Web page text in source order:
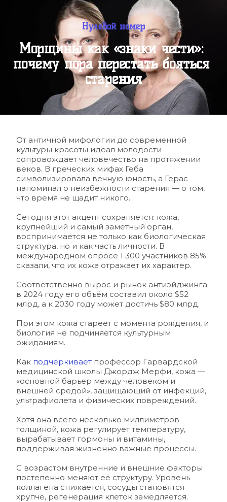
Нулевой номер
Морщины как «знаки чести»:
почему пора перестать бояться
старения
От античной мифологии до современной
культуры красоты идеал молодости
сопровождает человечество на протяжении
веков. В греческих мифах Геба
символизировала вечную юность, а Герас
напоминал о неизбежности старения — о том,
что время не щадит никого.
Сегодня этот акцент сохраняется: кожа,
крупнейший и самый заметный орган,
воспринимается не только как биологическая
структура, но и как часть личности. В
международном опросе 1 300 участников 85%
сказали, что их кожа отражает их характер.
Соответственно вырос и рынок антиэйджинга:
в 2024 году его объём составил около $52
млрд, а к 2030 году может достичь $80 млрд.
При этом кожа стареет с момента рождения, и
биология не подчиняется культурным
ожиданиям.
Как подчёркивает профессор Гарвардской
медицинской школы Джордж Мерфи, кожа —
«основной барьер между человеком и
внешней средой», защищающий от инфекций,
ультрафиолета и физических повреждений.
Хотя она всего несколько миллиметров
толщиной, кожа регулирует температуру,
вырабатывает гормоны и витамины,
поддерживая жизненно важные процессы.
С возрастом внутренние и внешние факторы
постепенно меняют её структуру. Уровень
коллагена снижается, сосуды становятся
хрупче, регенерация клеток замедляется.